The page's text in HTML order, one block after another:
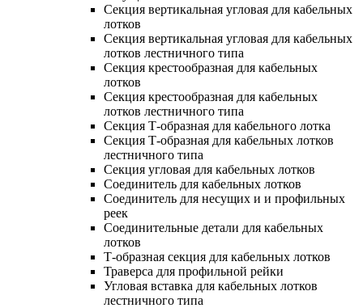
Секция вертикальная угловая для кабельных
лотков
Секция вертикальная угловая для кабельных
лотков лестничного типа
Секция крестообразная для кабельных
лотков
Секция крестообразная для кабельных
лотков лестничного типа
Секция Т-образная для кабельного лотка
Секция Т-образная для кабельных лотков
лестничного типа
Секция угловая для кабельных лотков
Соединитель для кабельных лотков
Соединитель для несущих и и профильных
реек
Соединительные детали для кабельных
лотков
Т-образная секция для кабельных лотков
Траверса для профильной рейки
Угловая вставка для кабельных лотков
лестничного типа